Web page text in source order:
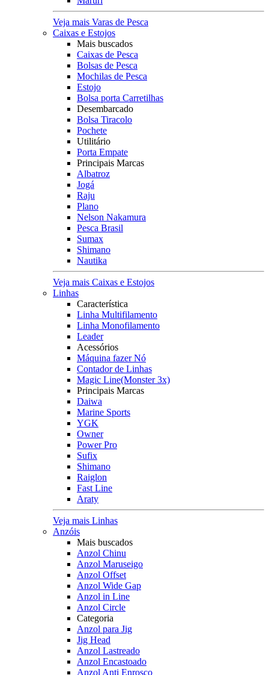
Veja mais Varas de Pesca
Caixas e Estojos
Mais buscados
Caixas de Pesca
Bolsas de Pesca
Mochilas de Pesca
Estojo
Bolsa porta Carretilhas
Desembarcado
Bolsa Tiracolo
Pochete
Utilitário
Porta Empate
Principais Marcas
Albatroz
Jogá
Raju
Plano
Nelson Nakamura
Pesca Brasil
Sumax
Shimano
Nautika
Veja mais Caixas e Estojos
Linhas
Característica
Linha Multifilamento
Linha Monofilamento
Leader
Acessórios
Máquina fazer Nó
Contador de Linhas
Magic Line(Monster 3x)
Principais Marcas
Daiwa
Marine Sports
YGK
Owner
Power Pro
Sufix
Shimano
Raiglon
Fast Line
Araty
Veja mais Linhas
Anzóis
Mais buscados
Anzol Chinu
Anzol Maruseigo
Anzol Offset
Anzol Wide Gap
Anzol in Line
Anzol Circle
Categoria
Anzol para Jig
Jig Head
Anzol Lastreado
Anzol Encastoado
Anzol Anti Enrosco